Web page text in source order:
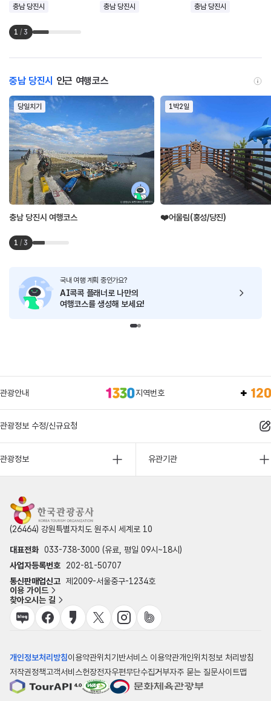
충남 당진시 충남 당진시 충남 당진시
1 / 3
충남 당진시 인근 여행코스
당일치기
충남 당진시 여행코스
1박2일
❤️어울림(홍성/당진)
1 / 3
국내 여행 계획 중인가요?
AI콕콕 플래너로 나만의
여행코스를 생성해 보세요!
관광안내 지역번호
관광정보 수정/신규요청
관광정보 유관기관
(26464) 강원특별자치도 원주시 세계로 10
대표전화 033-738-3000 (유료, 평일 09시~18시)
사업자등록번호
202-81-50707
통신판매업신고 제2009-서울중구-1234호
이용 가이드
찾아오시는 길
개인정보처리방침이용약관위치기반서비스 이용약관개인위치정보 처리방침
저작권정책고객서비스헌장전자우편무단수집거부자주 묻는 질문사이트맵